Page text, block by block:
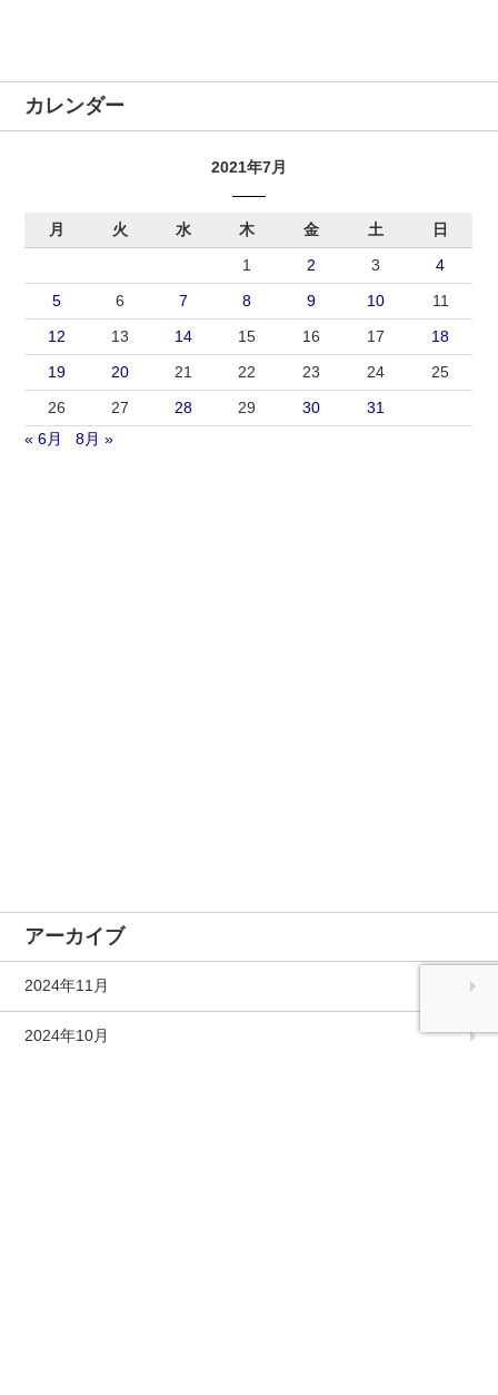
カレンダー
2021年7月
月 火 水 木 金 土
日
1
2 3
4
5
6 7 8 9 10
11
12
13 14 15 16 17
18
19
20 21 22 23 24
25
26
27 28 29 30
31
« 6月
8月 »
アーカイブ
2024年11月
2024年10月